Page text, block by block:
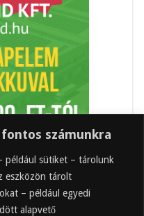
számunkra
például sütiket – tárolunk
eszközön tárolt
– például egyedi
alapvető